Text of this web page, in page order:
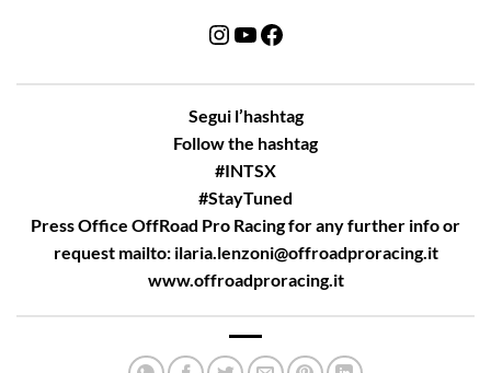
Instagram
YouTube
Facebook
Segui l’hashtag
Follow the hashtag
#INTSX
#StayTuned
Press Office OffRoad Pro Racing for any further info or
request mailto: ilaria.lenzoni@offroadproracing.it
www.offroadproracing.it